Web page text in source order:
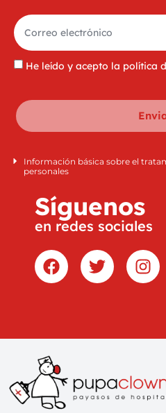
He leído y acepto la política
Información básica sobre el
personales
Síguenos
en redes sociales